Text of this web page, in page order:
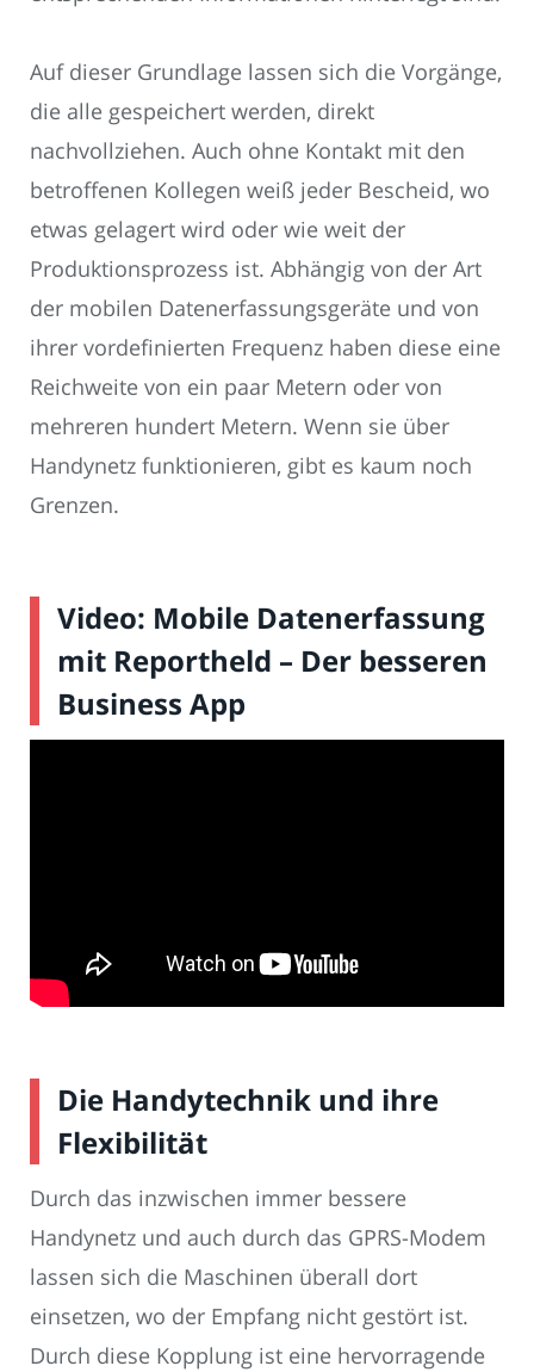
Auf dieser Grundlage lassen sich die Vorgänge,
die alle gespeichert werden, direkt
nachvollziehen. Auch ohne Kontakt mit den
betroffenen Kollegen weiß jeder Bescheid, wo
etwas gelagert wird oder wie weit der
Produktionsprozess ist. Abhängig von der Art
der mobilen Datenerfassungsgeräte und von
ihrer vordefinierten Frequenz haben diese eine
Reichweite von ein paar Metern oder von
mehreren hundert Metern. Wenn sie über
Handynetz funktionieren, gibt es kaum noch
Grenzen.
Video: Mobile Datenerfassung
mit Reportheld – Der besseren
Business App
Die Handytechnik und ihre
Flexibilität
Durch das inzwischen immer bessere
Handynetz und auch durch das GPRS-Modem
lassen sich die Maschinen überall dort
einsetzen, wo der Empfang nicht gestört ist.
Durch diese Kopplung ist eine hervorragende